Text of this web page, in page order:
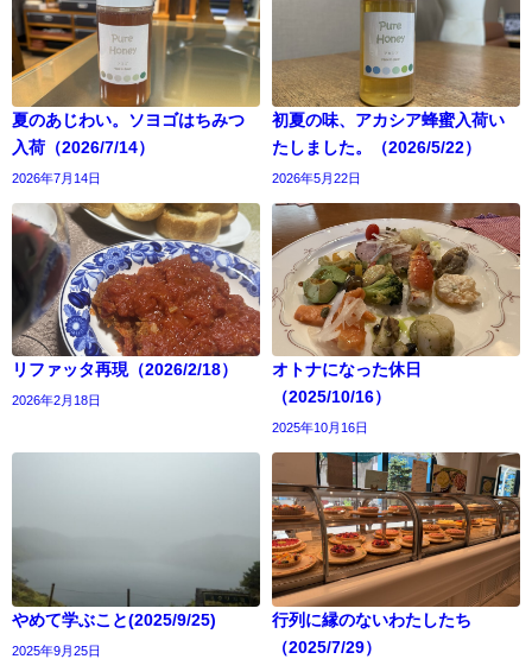
夏のあじわい。ソヨゴはちみつ
入荷（2026/7/14）
2026年7月14日
初夏の味、アカシア蜂蜜入荷い
たしました。（2026/5/22）
2026年5月22日
リファッタ再現（2026/2/18）
2026年2月18日
オトナになった休日
（2025/10/16）
2025年10月16日
やめて学ぶこと(2025/9/25)
2025年9月25日
行列に縁のないわたしたち
（2025/7/29）